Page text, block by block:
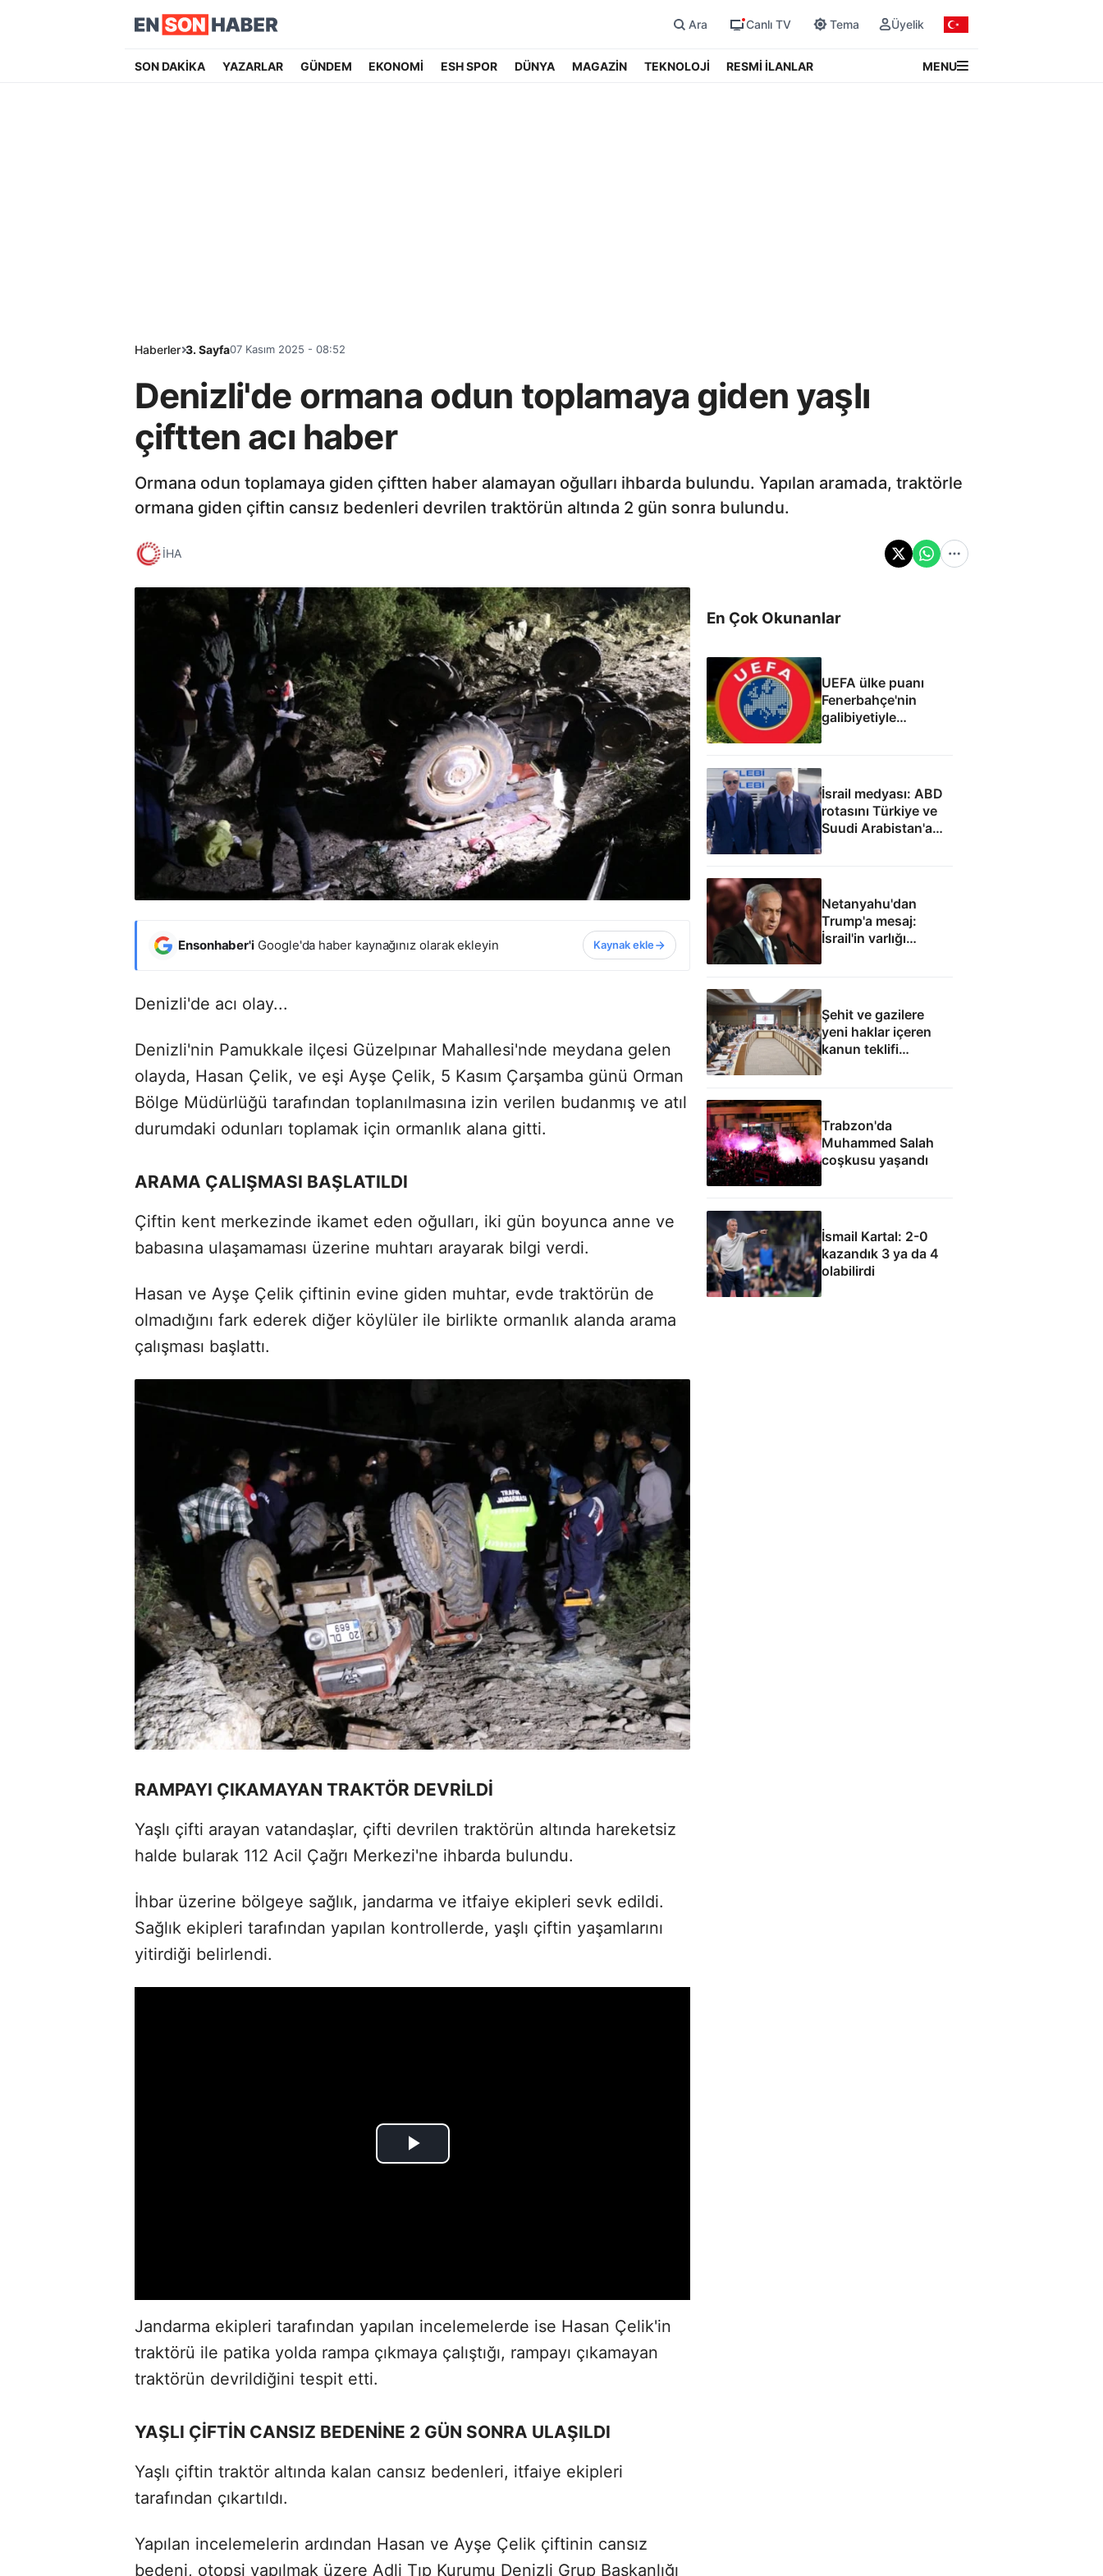
Ara Canlı TV Tema Üyelik
SON DAKİKA YAZARLAR GÜNDEM EKONOMİ ESH SPOR DÜNYA MAGAZİN TEKNOLOJİ RESMİ İLANLAR MENU
Haberler 3. Sayfa07 Kasım 2025 - 08:52
Denizli'de ormana odun toplamaya giden yaşlı
çiftten acı haber
Ormana odun toplamaya giden çiftten haber alamayan oğulları ihbarda bulundu. Yapılan aramada, traktörle
ormana giden çiftin cansız bedenleri devrilen traktörün altında 2 gün sonra bulundu.
İHA
Ensonhaber'i Google'da haber kaynağınız olarak ekleyin Kaynak ekle
Denizli'de acı olay...
Denizli'nin Pamukkale ilçesi Güzelpınar Mahallesi'nde meydana gelen
olayda, Hasan Çelik, ve eşi Ayşe Çelik, 5 Kasım Çarşamba günü Orman
Bölge Müdürlüğü tarafından toplanılmasına izin verilen budanmış ve atıl
durumdaki odunları toplamak için ormanlık alana gitti.
ARAMA ÇALIŞMASI BAŞLATILDI
Çiftin kent merkezinde ikamet eden oğulları, iki gün boyunca anne ve
babasına ulaşamaması üzerine muhtarı arayarak bilgi verdi.
Hasan ve Ayşe Çelik çiftinin evine giden muhtar, evde traktörün de
olmadığını fark ederek diğer köylüler ile birlikte ormanlık alanda arama
çalışması başlattı.
RAMPAYI ÇIKAMAYAN TRAKTÖR DEVRİLDİ
Yaşlı çifti arayan vatandaşlar, çifti devrilen traktörün altında hareketsiz
halde bularak 112 Acil Çağrı Merkezi'ne ihbarda bulundu.
İhbar üzerine bölgeye sağlık, jandarma ve itfaiye ekipleri sevk edildi.
Sağlık ekipleri tarafından yapılan kontrollerde, yaşlı çiftin yaşamlarını
yitirdiği belirlendi.
Jandarma ekipleri tarafından yapılan incelemelerde ise Hasan Çelik'in
traktörü ile patika yolda rampa çıkmaya çalıştığı, rampayı çıkamayan
traktörün devrildiğini tespit etti.
YAŞLI ÇİFTİN CANSIZ BEDENİNE 2 GÜN SONRA ULAŞILDI
Yaşlı çiftin traktör altında kalan cansız bedenleri, itfaiye ekipleri
tarafından çıkartıldı.
Yapılan incelemelerin ardından Hasan ve Ayşe Çelik çiftinin cansız
bedeni, otopsi yapılmak üzere Adli Tıp Kurumu Denizli Grup Başkanlığı
En Çok Okunanlar
UEFA ülke puanı
Fenerbahçe'nin
galibiyetiyle
güncellendi
İsrail medyası: ABD
rotasını Türkiye ve
Suudi Arabistan'a
çevirdi
Netanyahu'dan
Trump'a mesaj:
İsrail'in varlığı
Şehit ve gazilere
yeni haklar içeren
kanun teklifi
komisyondan geçti
Trabzon'da
Muhammed Salah
coşkusu yaşandı
İsmail Kartal: 2-0
kazandık 3 ya da 4
olabilirdi